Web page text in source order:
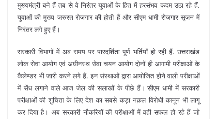
मुख्यमंत्री बने हैं तब से वे निरंतर युवाओं के हित में हरसंभव कदम उठा रहे हैं.
युवाओं की मुख्य जरुरत रोजगार की होती हैं और सीएम धामी रोजगार सृजन में
निरंतर लगे हुए हैं।
सरकारी विभागों में अब समय पर पारदर्शिता पूर्ण भर्तियाँ हो रही हैं. उत्तराखंड
लोक सेवा आयोग एवं अधीनस्थ सेवा चयन आयोग दोनों ही आगामी परीक्षाओं के
कैलेण्डर भी जारी करने लगे हैं. इन संस्थाओं द्वारा आयोजित होने वाली परीक्षाओं
में सेंध लगाने वाले आज जेल की सलाखों के पीछे हैं। सीएम धामी में सरकारी
परीक्षाओं की शुचिता के लिए देश का सबसे कड़ा नक़ल विरोधी कानून भी लागू
कर दिया है। अब सरकारी नौकरियों की परीक्षाओं में वही सफल हो रहे हैं जो